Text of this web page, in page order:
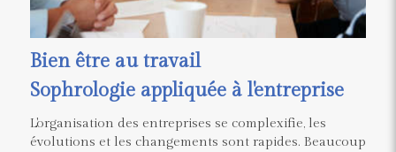
Bien être au travail
Sophrologie appliquée à l'entreprise
L'organisation des entreprises se complexifie, les
évolutions et les changements sont rapides. Beaucoup